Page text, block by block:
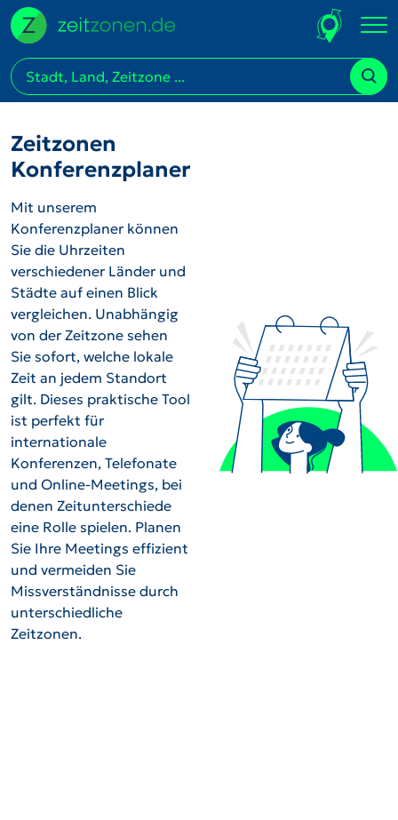
Zeitzonen
Konferenzplaner
Mit unserem
Konferenzplaner können
Sie die Uhrzeiten
verschiedener Länder und
Städte auf einen Blick
vergleichen. Unabhängig
von der Zeitzone sehen
Sie sofort, welche lokale
Zeit an jedem Standort
gilt. Dieses praktische Tool
ist perfekt für
internationale
Konferenzen, Telefonate
und Online-Meetings, bei
denen Zeitunterschiede
eine Rolle spielen. Planen
Sie Ihre Meetings effizient
und vermeiden Sie
Missverständnisse durch
unterschiedliche
Zeitzonen.